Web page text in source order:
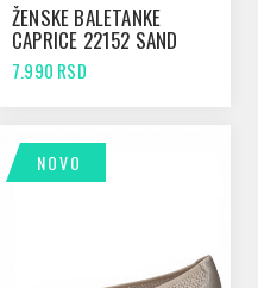
ŽENSKE BALETANKE
CAPRICE 22152 SAND
COMB
7.990 RSD
NOVO